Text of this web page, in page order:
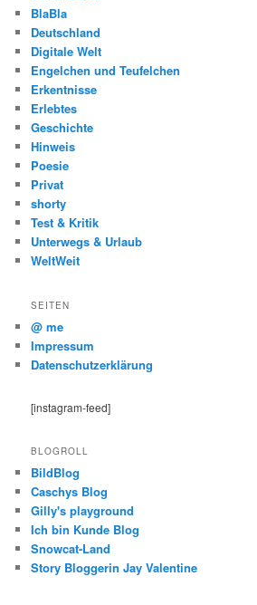
BlaBla
Deutschland
Digitale Welt
Engelchen und Teufelchen
Erkentnisse
Erlebtes
Geschichte
Hinweis
Poesie
Privat
shorty
Test & Kritik
Unterwegs & Urlaub
WeltWeit
SEITEN
@ me
Impressum
Datenschutzerklärung
[instagram-feed]
BLOGROLL
BildBlog
Caschys Blog
Gilly's playground
Ich bin Kunde Blog
Snowcat-Land
Story Bloggerin Jay Valentine